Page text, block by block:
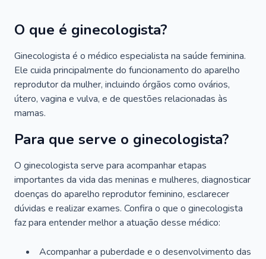
O que é ginecologista?
Ginecologista é o médico especialista na saúde feminina.
Ele cuida principalmente do funcionamento do aparelho
reprodutor da mulher, incluindo órgãos como ovários,
útero, vagina e vulva, e de questões relacionadas às
mamas.
Para que serve o ginecologista?
O ginecologista serve para acompanhar etapas
importantes da vida das meninas e mulheres, diagnosticar
doenças do aparelho reprodutor feminino, esclarecer
dúvidas e realizar exames. Confira o que o ginecologista
faz para entender melhor a atuação desse médico:
Acompanhar a puberdade e o desenvolvimento das